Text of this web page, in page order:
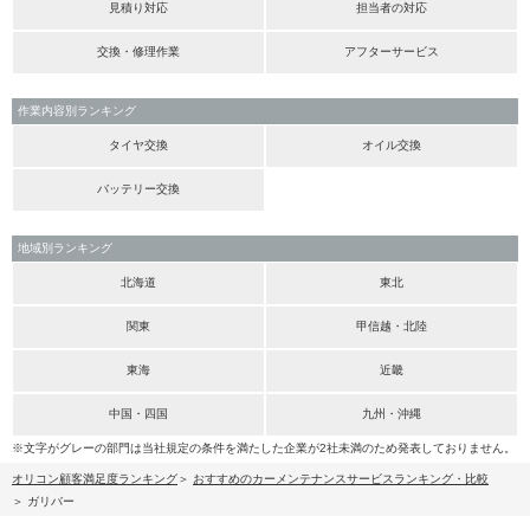
見積り対応 担当者の対応
交換・修理作業 アフターサービス
作業内容別ランキング
タイヤ交換 オイル交換
バッテリー交換
地域別ランキング
北海道 東北
関東 甲信越・北陸
東海 近畿
中国・四国 九州・沖縄
※文字がグレーの部門は当社規定の条件を満たした企業が2社未満のため発表しておりません。
オリコン顧客満足度ランキング
おすすめのカーメンテナンスサービスランキング・比較
ガリバー